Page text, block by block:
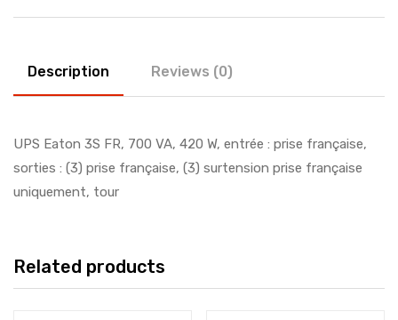
Description Reviews (0)
UPS Eaton 3S FR, 700 VA, 420 W, entrée : prise française,
sorties : (3) prise française, (3) surtension prise française
uniquement, tour
Related products